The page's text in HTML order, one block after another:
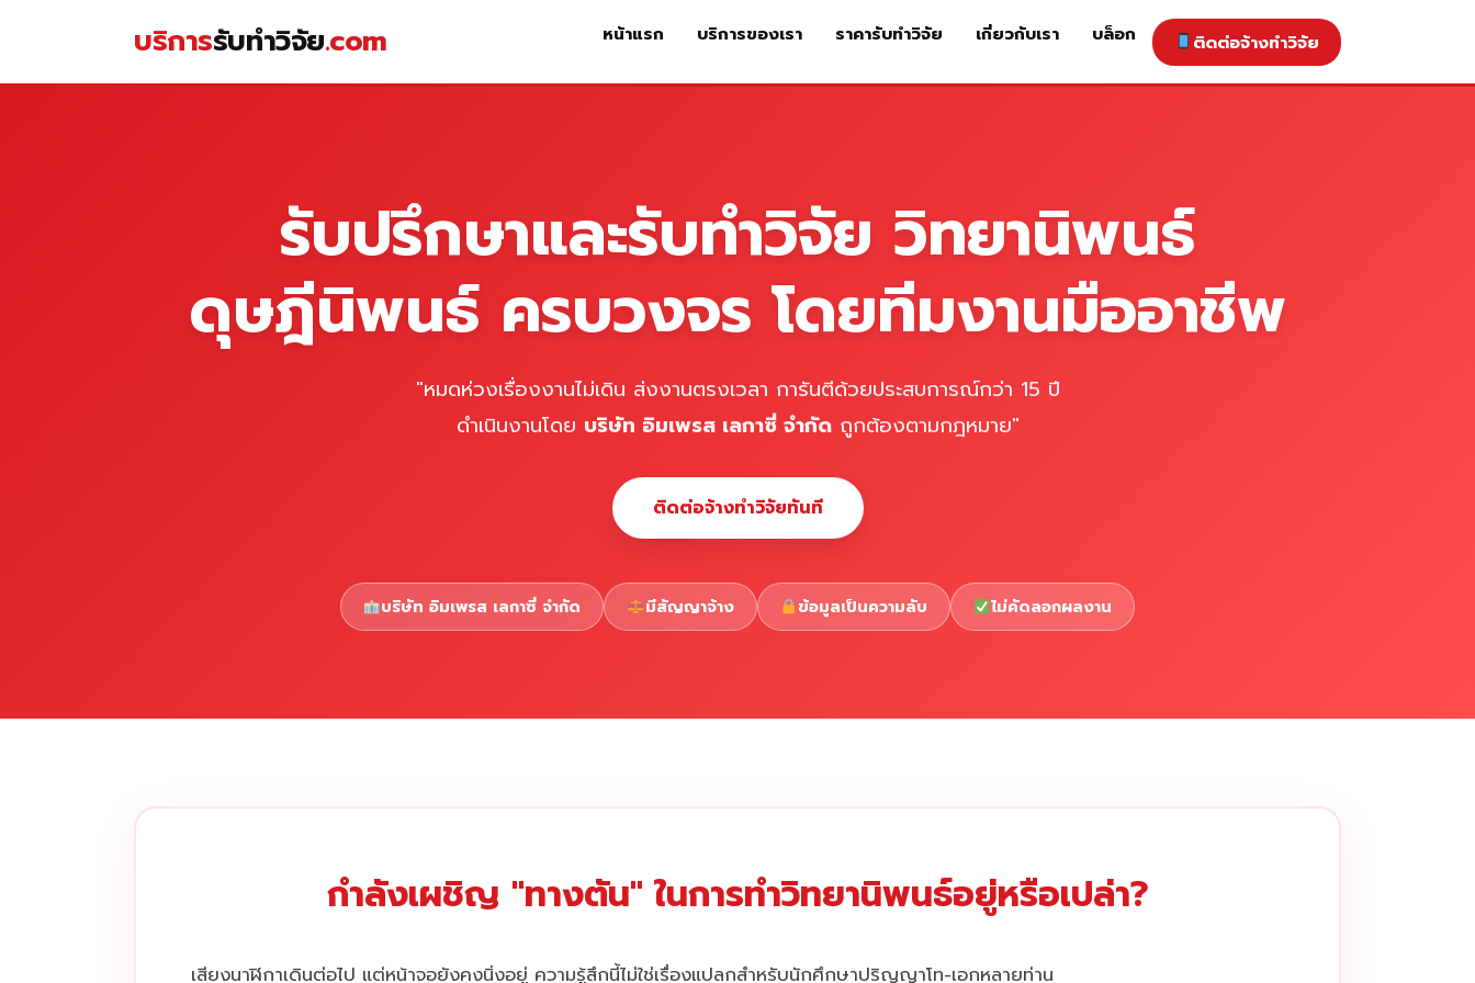
หน้าแรก บริการของเรา ราคารับทำวิจัย ติดต่อจ้างทำวิจัย เกี่ยวกับเรา
บริการรับทำวิจัย.com หน้าแรก บริการของเรา ราคารับทำวิจัย เกี่ยวกับเรา บล็อก ติดต่อจ้างทำวิจัย
รับปรึกษาและรับทำวิจัย วิทยานิพนธ์
ดุษฎีนิพนธ์ ครบวงจร โดยทีมงานมืออาชีพ
"หมดห่วงเรื่องงานไม่เดิน ส่งงานตรงเวลา การันตีด้วยประสบการณ์กว่า 15 ปี
ดำเนินงานโดย บริษัท อิมเพรส เลกาซี่ จำกัดถูกต้องตามกฎหมาย"
ติดต่อจ้างทำวิจัยทันที
บริษัท อิมเพรส เลกาซี่ จำกัด มีสัญญาจ้าง ข้อมูลเป็นความลับ ไม่คัดลอกผลงาน
กำลังเผชิญ "ทางตัน" ในการทำวิทยานิพนธ์อยู่หรือเปล่า?
เสียงนาฬิกาเดินต่อไป แต่หน้าจอยังคงนิ่งอยู่ ความรู้สึกนี้ไม่ใช่เรื่องแปลกสำหรับนักศึกษาปริญญาโท-เอกหลายท่าน